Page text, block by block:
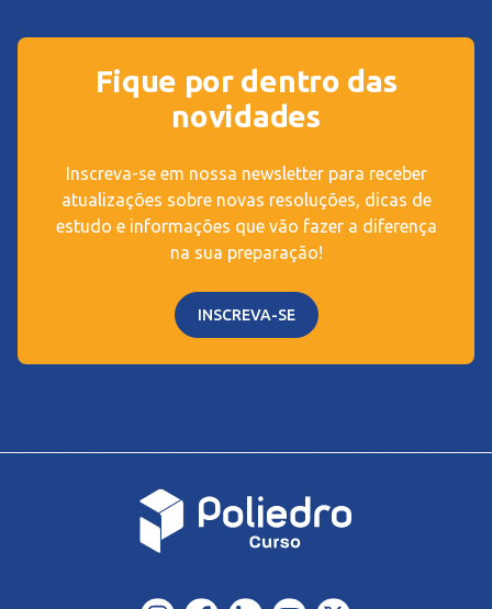
Fique por dentro das
novidades
Inscreva-se em nossa newsletter para receber
atualizações sobre novas resoluções, dicas de
estudo e informações que vão fazer a diferença
na sua preparação!
INSCREVA-SE